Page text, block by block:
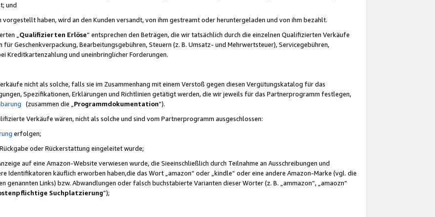
und
haben, wird an den Kunden versandt, von ihm gestreamt oder heruntergeladen und von ihm bezahlt.
„ Qualifizierten Erlöse“ entsprechen den Beträgen, die wir tatsächlich durch die einzelnen Qualifizierten Verkäufe
Geschenkverpackung, Bearbeitungsgebühren, Steuern (z. B. Umsatz- und Mehrwertsteuer), Servicegebühren,
Kreditkartenzahlung und uneinbringlicher Forderungen.
nicht als solche, falls sie im Zusammenhang mit einem Verstoß gegen diesen Vergütungskatalog für das
Spezifikationen, Erklärungen und Richtlinien getätigt werden, die wir jeweils für das Partnerprogramm festlegen,
(zusammen die „ Programmdokumentation“).
Verkäufe wären, nicht als solche und sind vom Partnerprogramm ausgeschlossen:
erfolgen;
oder Rückerstattung eingeleitet wurde;
auf eine Amazon-Website verwiesen wurde, die Sieeinschließlich durch Teilnahme an Ausschreibungen und
Identifikatoren käuflich erworben haben,die das Wort „amazon“ oder „kindle“ oder eine andere Amazon-Marke (vgl. die
genannten Links) bzw. Abwandlungen oder falsch buchstabierte Varianten dieser Wörter (z. B. „ammazon“, „amaozn“
Suchplatzierung”);